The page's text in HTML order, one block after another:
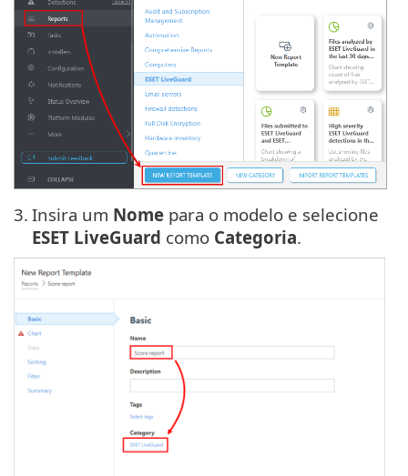
3. Insira um Nome para o modelo e selecione
ESET LiveGuard como Categoria.